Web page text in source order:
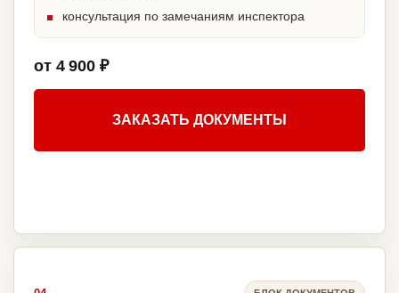
консультация по замечаниям инспектора
от 4 900 ₽
ЗАКАЗАТЬ ДОКУМЕНТЫ